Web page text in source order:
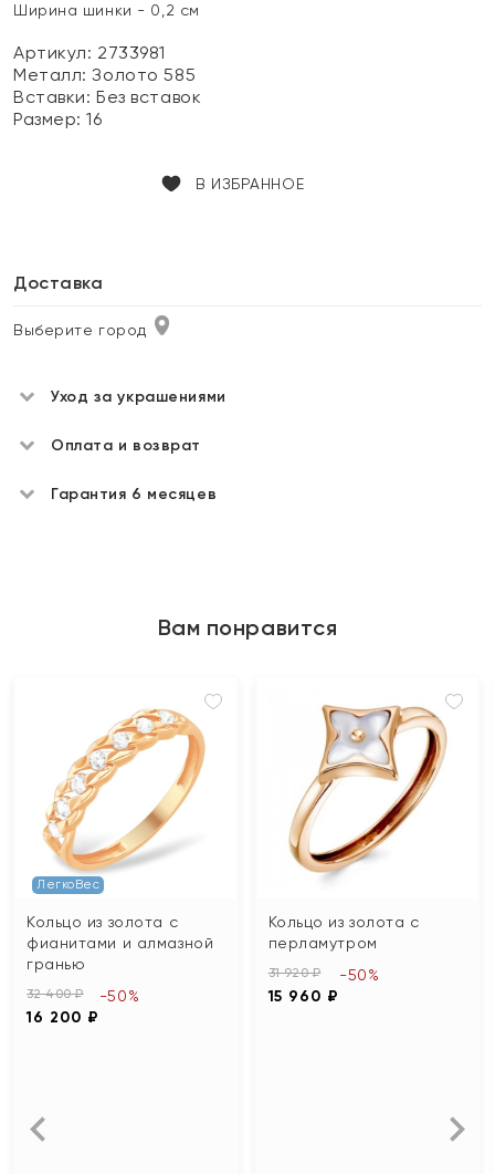
Ширина шинки - 0,2 см
Артикул: 2733981
Металл:Золото 585
Вставки:Без вставок
Размер:16
В ИЗБРАННОЕ
Доставка
Выберите город
Уход за украшениями
Оплата и возврат
Гарантия 6 месяцев
Вам понравится
ЛегкоВес
Кольцо из золота с
фианитами и алмазной
гранью
32 400 ₽
16 200 ₽
-50%
Кольцо из золота с
перламутром
31 920 ₽
15 960 ₽
-50%